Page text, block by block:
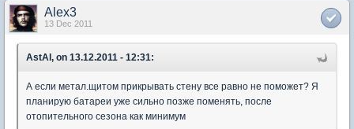
Alex3
13 Dec 2011
AstAl, on 13.12.2011 - 12:31:
А если метал.щитом прикрывать стену все равно не поможет? Я
планирую батареи уже сильно позже поменять, после
отопительного сезона как минимум